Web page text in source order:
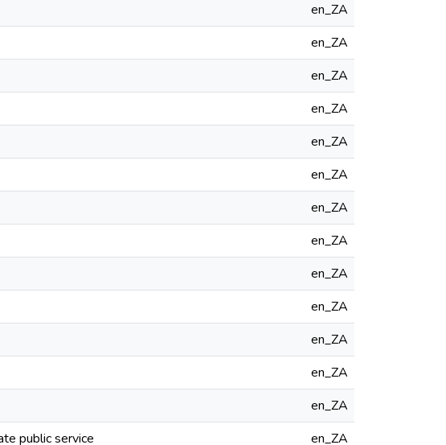
en_ZA
en_ZA
en_ZA
en_ZA
en_ZA
en_ZA
en_ZA
en_ZA
en_ZA
en_ZA
en_ZA
en_ZA
en_ZA
public service en_ZA